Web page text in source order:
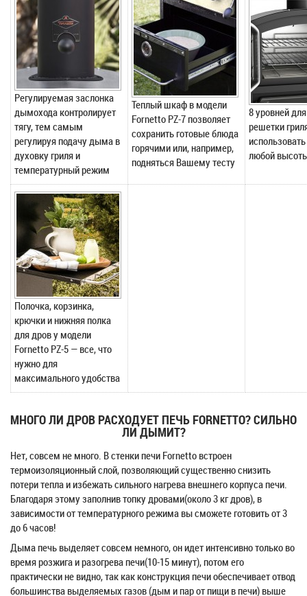
Регулируемая заслонка
дымохода контролирует
тягу, тем самым
регулируя подачу дыма в
духовку гриля и
температурный режим
Теплый шкаф в модели
Fornetto PZ-7 позволяет
сохранить готовые блюда
горячими или, например,
подняться Вашему тесту
8 уровней
решетки
любой
Полочка, корзинка,
крючки и нижняя полка
для дров у модели
Fornetto PZ-5 — все, что
нужно для
максимального удобства
МНОГО ЛИ ДРОВ РАСХОДУЕТ ПЕЧЬ FORNETTO? СИЛЬНО
ЛИ ДЫМИТ?
Нет, совсем не много. В стенки печи Fornetto встроен
термоизоляционный слой, позволяющий существенно снизить
потери тепла и избежать сильного нагрева внешнего корпуса печи.
Благодаря этому заполнив топку дровами(около 3 кг дров), в
зависимости от температурного режима вы сможете готовить от 3
до 6 часов!
Дыма печь выделяет совсем немного, он идет интенсивно только во
время розжига и разогрева печи(10-15 минут), потом его
практически не видно, так как конструкция печи обеспечивает отвод
большинства выделяемых газов (дым и пар от пищи в печи) выше